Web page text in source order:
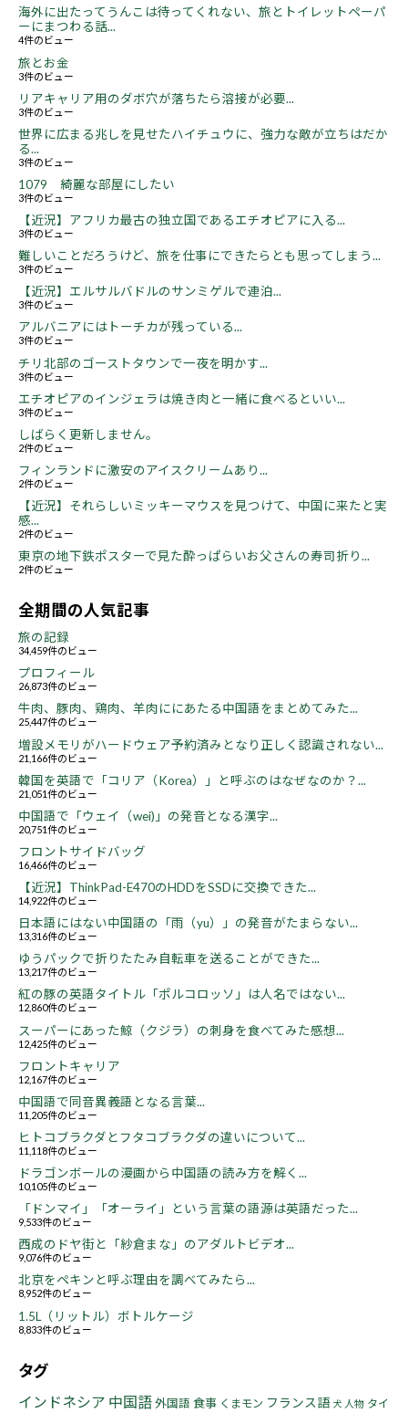
海外に出たってうんこは待ってくれない、旅とトイレットペーパ
ーにまつわる話...
4件のビュー
旅とお金
3件のビュー
リアキャリア用のダボ穴が落ちたら溶接が必要...
3件のビュー
世界に広まる兆しを見せたハイチュウに、強力な敵が立ちはだか
る...
3件のビュー
1079 綺麗な部屋にしたい
3件のビュー
【近況】アフリカ最古の独立国であるエチオピアに入る...
3件のビュー
難しいことだろうけど、旅を仕事にできたらとも思ってしまう...
3件のビュー
【近況】エルサルバドルのサンミゲルで連泊...
3件のビュー
アルバニアにはトーチカが残っている...
3件のビュー
チリ北部のゴーストタウンで一夜を明かす...
3件のビュー
エチオピアのインジェラは焼き肉と一緒に食べるといい...
3件のビュー
しばらく更新しません。
2件のビュー
フィンランドに激安のアイスクリームあり...
2件のビュー
【近況】それらしいミッキーマウスを見つけて、中国に来たと実
感...
2件のビュー
東京の地下鉄ポスターで見た酔っぱらいお父さんの寿司折り...
2件のビュー
全期間の人気記事
旅の記録
34,459件のビュー
プロフィール
26,873件のビュー
牛肉、豚肉、鶏肉、羊肉ににあたる中国語をまとめてみた...
25,447件のビュー
増設メモリがハードウェア予約済みとなり正しく認識されない...
21,166件のビュー
韓国を英語で「コリア（Korea）」と呼ぶのはなぜなのか？...
21,051件のビュー
中国語で「ウェイ（wei)」の発音となる漢字...
20,751件のビュー
フロントサイドバッグ
16,466件のビュー
【近況】ThinkPad-E470のHDDをSSDに交換できた...
14,922件のビュー
日本語にはない中国語の「雨（yu）」の発音がたまらない...
13,316件のビュー
ゆうパックで折りたたみ自転車を送ることができた...
13,217件のビュー
紅の豚の英語タイトル「ポルコロッソ」は人名ではない...
12,860件のビュー
スーパーにあった鯨（クジラ）の刺身を食べてみた感想...
12,425件のビュー
フロントキャリア
12,167件のビュー
中国語で同音異義語となる言葉...
11,205件のビュー
ヒトコブラクダとフタコブラクダの違いについて...
11,118件のビュー
ドラゴンボールの漫画から中国語の読み方を解く...
10,105件のビュー
「ドンマイ」「オーライ」という言葉の語源は英語だった...
9,533件のビュー
西成のドヤ街と「紗倉まな」のアダルトビデオ...
9,076件のビュー
北京をペキンと呼ぶ理由を調べてみたら...
8,952件のビュー
1.5L（リットル）ボトルケージ
8,833件のビュー
タグ
インドネシア 中国語 外国語 食事 くまモン フランス語 犬 人物 タイ